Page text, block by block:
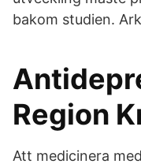
bakom studien.
Region
Att medicinera